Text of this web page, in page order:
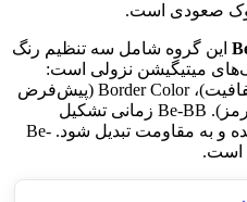
این گروه شامل سه تنظیم رنگ
میتیگیشن نزولی است:
Color (پیش‌فرض قرمز با ۷۰٪ شفافیت)، Border Color (پیش‌فرض
قرمز) و Text Color (پیش‌فرض قرمز). Be-BB زمانی تشکیل
می‌شود که یک حمایت شکسته شده و به مقاومت تبدیل شود. Be-